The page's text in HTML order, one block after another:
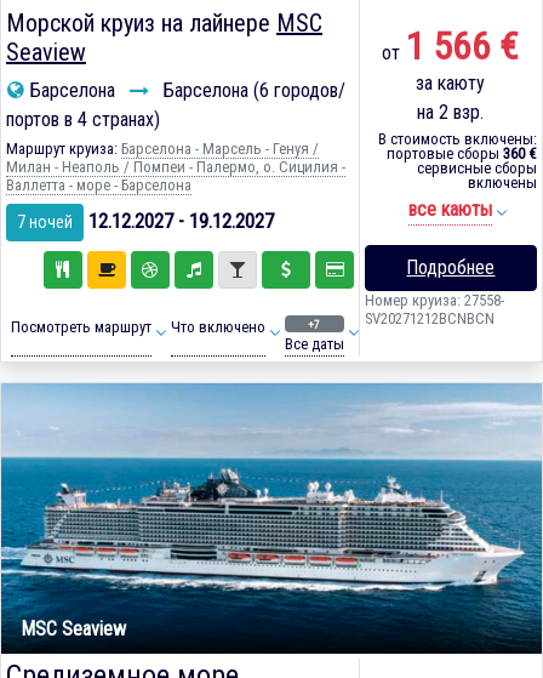
Морской круиз на лайнере MSC
Seaview
Барселона
Барселона (6 городов/
портов в 4 странах)
Маршрут круиза: Барселона - Марсель - Генуя /
Милан - Неаполь / Помпеи - Палермо, о. Сицилия -
Валлетта - море - Барселона
7 ночей 12.12.2027 - 19.12.2027
Посмотреть маршрут Что включено +7
Все даты
от 1 566 €
за каюту
на 2 взр.
В стоимость включены:
портовые сборы 360 €
сервисные сборы
включены
все каюты
Подробнее
Номер круиза: 27558-
SV20271212BCNBCN
MSC Seaview